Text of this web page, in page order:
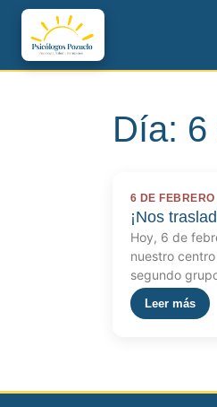
Día: 6
6 DE
¡Nos
Hoy, 6 de
nuestro
segundo
Leer más